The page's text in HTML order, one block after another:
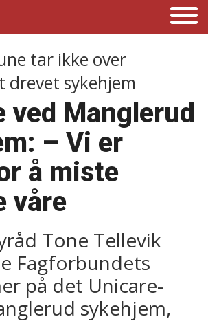
tar ikke over
drevet sykehjem
ved Manglerud
–⁠ Vi er
å miste
våre
Tone Tellevik
Fagforbundets
på det Unicare-
sykehjem,